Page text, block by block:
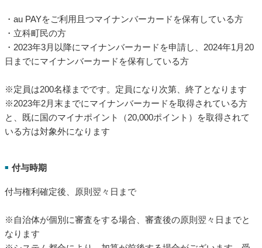
・au PAYをご利用且つマイナンバーカードを保有している方
・立科町民の方
・2023年3月以降にマイナンバーカードを申請し、2024年1月20
日までにマイナンバーカードを保有している方
※定員は200名様までです。定員になり次第、終了となります
※2023年2月末までにマイナンバーカードを取得されている方
と、既に国のマイナポイント（20,000ポイント）を取得されて
いる方は対象外になります
■ 付与時期
付与権利確定後、原則翌々日まで
※自治体が個別に審査をする場合、審査後の原則翌々日までと
なります